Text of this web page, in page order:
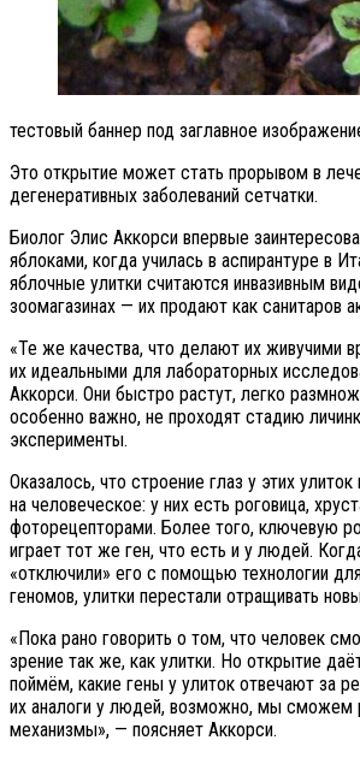
тестовый баннер под заглавное
Это открытие может стать прорывом в
дегенеративных заболеваний сетчатки.
Биолог Элис Аккорси впервые
яблоками, когда училась в аспирантуре в
яблочные улитки считаются инвазивным
зоомагазинах — их продают как санитаров
«Те же качества, что делают их живучими
их идеальными для лабораторных
Аккорси. Они быстро растут, легко
особенно важно, не проходят стадию
эксперименты.
Оказалось, что строение глаз у этих
на человеческое: у них есть роговица,
фоторецепторами. Более того, ключевую
играет тот же ген, что есть и у людей.
«отключили» его с помощью технологии
геномов, улитки перестали отращивать
«Пока рано говорить о том, что человек
зрение так же, как улитки. Но открытие
поймём, какие гены у улиток отвечают за
их аналоги у людей, возможно, мы сможем
механизмы», — поясняет Аккорси.